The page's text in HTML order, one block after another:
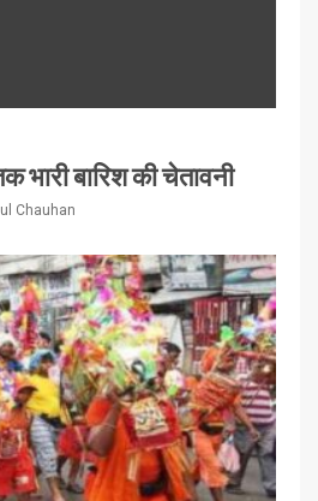
भारी बारिश की चेतावनी
Chauhan